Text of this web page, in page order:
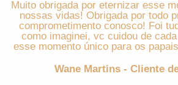
Muito obrigada por eternizar esse
nossas vidas! Obrigada por todo
comprometimento conosco! Foi
como imaginei, vc cuidou de
esse momento único para os
Wane Martins - Cliente